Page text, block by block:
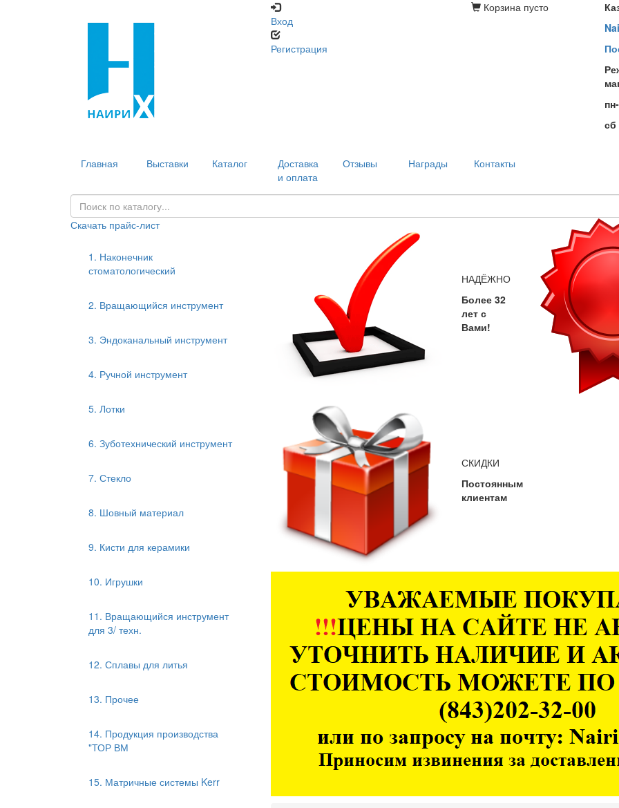
Вход
Регистрация
Корзина пусто
сб
Главная Выставки Каталог
Доставка
и оплата
Отзывы Награды Контакты
Скачать прайс-лист
1. Наконечник
стоматологический
2. Вращающийся инструмент
3. Эндоканальный инструмент
4. Ручной инструмент
5. Лотки
6. Зуботехнический инструмент
7. Стекло
8. Шовный материал
9. Кисти для керамики
10. Игрушки
11. Вращающийся инструмент
для 3/ техн.
12. Сплавы для литья
13. Прочее
14. Продукция производства
"ТОР ВМ
15. Матричные системы Kerr
НАДЁЖНО
Более 32
лет с
Вами!
СКИДКИ
Постоянным
клиентам